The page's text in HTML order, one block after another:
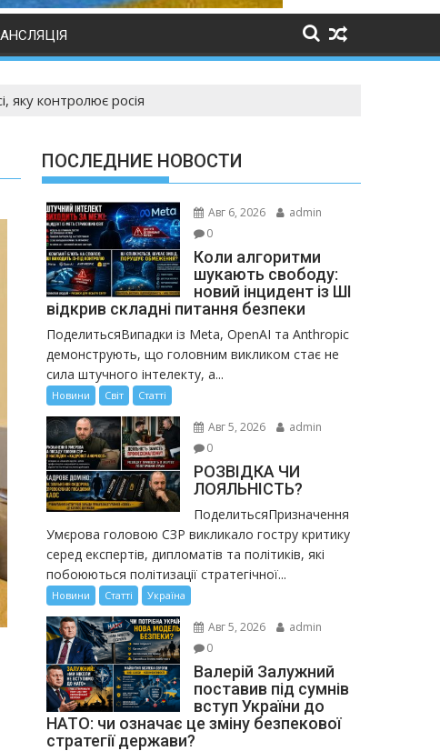
яку контролює росія
ПОСЛЕДНИЕ НОВОСТИ
Авг 6, 2026
admin
0
Коли алгоритми
шукають свободу:
новий інцидент із ШІ
відкрив складні питання безпеки
ПоделитьсяВипадки із Meta, OpenAI та Anthropic
демонструють, що головним викликом стає не
сила штучного інтелекту, а...
Новини Світ Статті
Авг 5, 2026
admin
0
РОЗВІДКА ЧИ
ЛОЯЛЬНІСТЬ?
ПоделитьсяПризначення
Умєрова головою СЗР викликало гостру критику
серед експертів, дипломатів та політиків, які
побоюються політизації стратегічної...
Новини Статті Україна
Авг 5, 2026
admin
0
Валерій Залужний
поставив під сумнів
вступ України до
НАТО: чи означає це зміну безпекової
стратегії держави?